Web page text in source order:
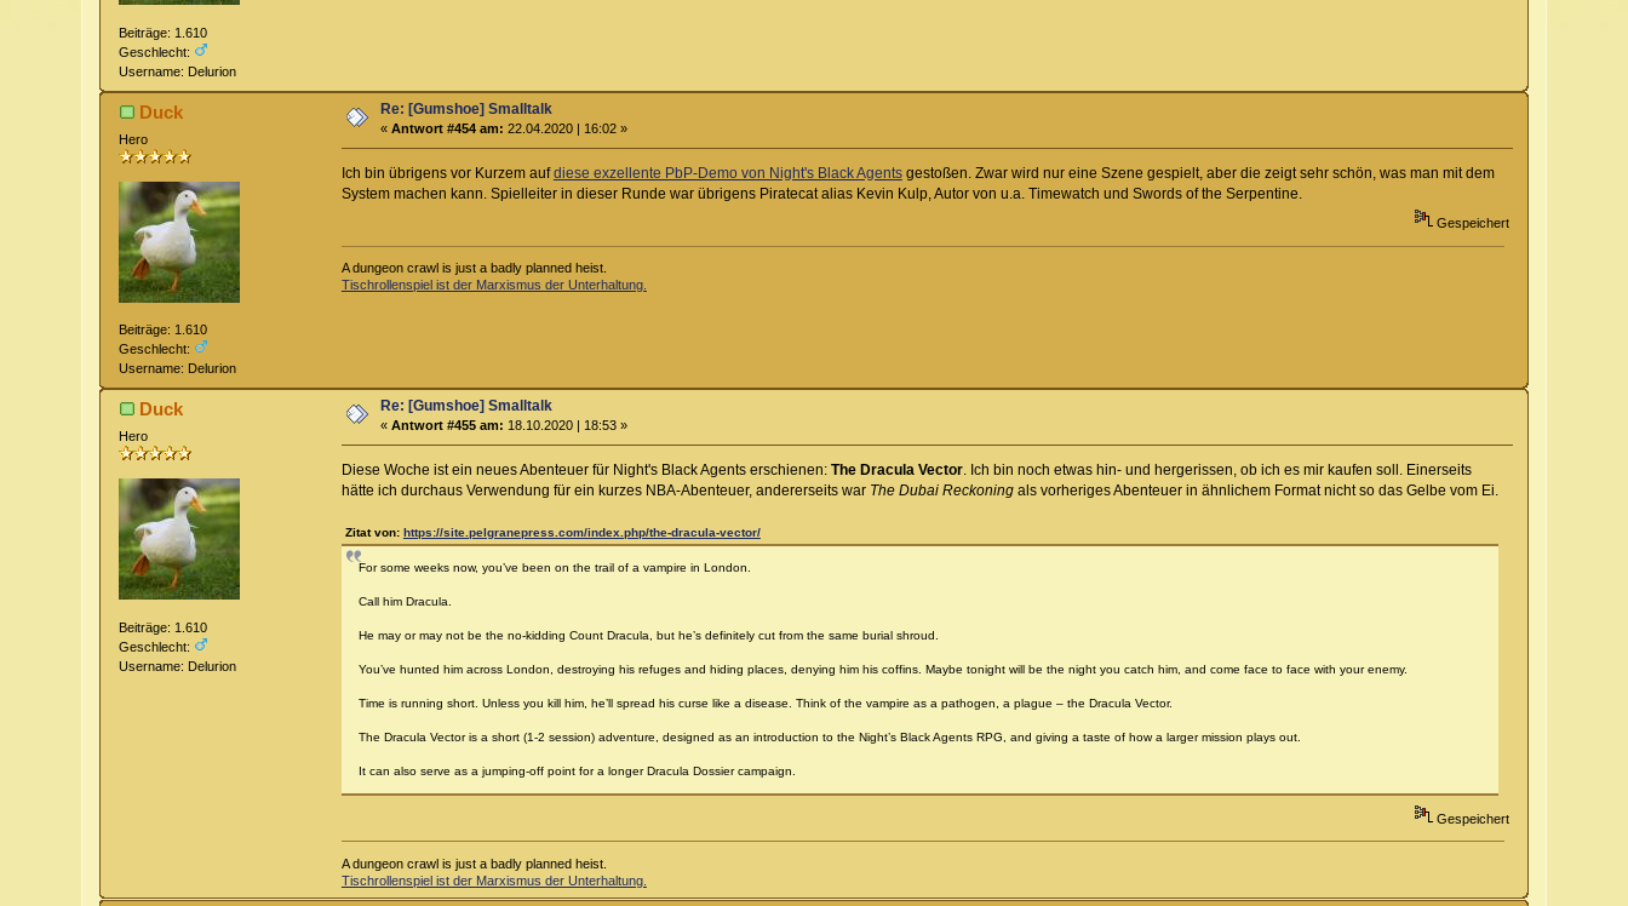
Beiträge: 1.610
Geschlecht:
Username: Delurion
Duck
Hero
Beiträge: 1.610
Geschlecht:
Username: Delurion
Re: [Gumshoe] Smalltalk
«Antwort #454 am: 22.04.2020 | 16:02 »
Ich bin übrigens vor Kurzem aufdiese exzellente PbP-Demo von Night's Black Agentsgestoßen. Zwar wird nur eine Szene gespielt, aber die zeigt sehr schön, was man mit dem
System machen kann. Spielleiter in dieser Runde war übrigens Piratecat alias Kevin Kulp, Autor von u.a. Timewatch und Swords of the Serpentine.
Gespeichert
A dungeon crawl is just a badly planned heist.
Tischrollenspiel ist der Marxismus der Unterhaltung.
Duck
Hero
Beiträge: 1.610
Geschlecht:
Username: Delurion
Re: [Gumshoe] Smalltalk
«Antwort #455 am: 18.10.2020 | 18:53 »
Diese Woche ist ein neues Abenteuer für Night's Black Agents erschienen: The Dracula Vector. Ich bin noch etwas hin- und hergerissen, ob ich es mir kaufen soll. Einerseits
hätte ich durchaus Verwendung für ein kurzes NBA-Abenteuer, andererseits war The Dubai Reckoningals vorheriges Abenteuer in ähnlichem Format nicht so das Gelbe vom Ei.
Zitat von: https://site.pelgranepress.com/index.php/the-dracula-vector/
For some weeks now, you’ve been on the trail of a vampire in London.
Call him Dracula.
He may or may not be the no-kidding Count Dracula, but he’s definitely cut from the same burial shroud.
You’ve hunted him across London, destroying his refuges and hiding places, denying him his coffins. Maybe tonight will be the night you catch him, and come face to face with your enemy.
Time is running short. Unless you kill him, he’ll spread his curse like a disease. Think of the vampire as a pathogen, a plague – the Dracula Vector.
The Dracula Vector is a short (1-2 session) adventure, designed as an introduction to the Night’s Black Agents RPG, and giving a taste of how a larger mission plays out.
It can also serve as a jumping-off point for a longer Dracula Dossier campaign.
Gespeichert
A dungeon crawl is just a badly planned heist.
Tischrollenspiel ist der Marxismus der Unterhaltung.